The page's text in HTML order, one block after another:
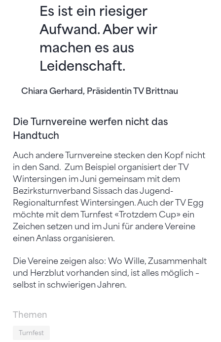
Chiara Gerhard, Präsidentin TV Brittnau
Es ist ein riesiger
Aufwand. Aber wir
machen es aus
Leidenschaft.
Die Turnvereine werfen nicht das
Handtuch
Auch andere Turnvereine stecken den Kopf nicht
in den Sand. Zum Beispiel organisiert der TV
Wintersingen im Juni gemeinsam mit dem
Bezirksturnverband Sissach das Jugend-
Regionalturnfest Wintersingen. Auch der TV Egg
möchte mit dem Turnfest «Trotzdem Cup» ein
Zeichen setzen und im Juni für andere Vereine
einen Anlass organisieren.
Die Vereine zeigen also: Wo Wille, Zusammenhalt
und Herzblut vorhanden sind, ist alles möglich –
selbst in schwierigen Jahren.
Themen
Turnfest